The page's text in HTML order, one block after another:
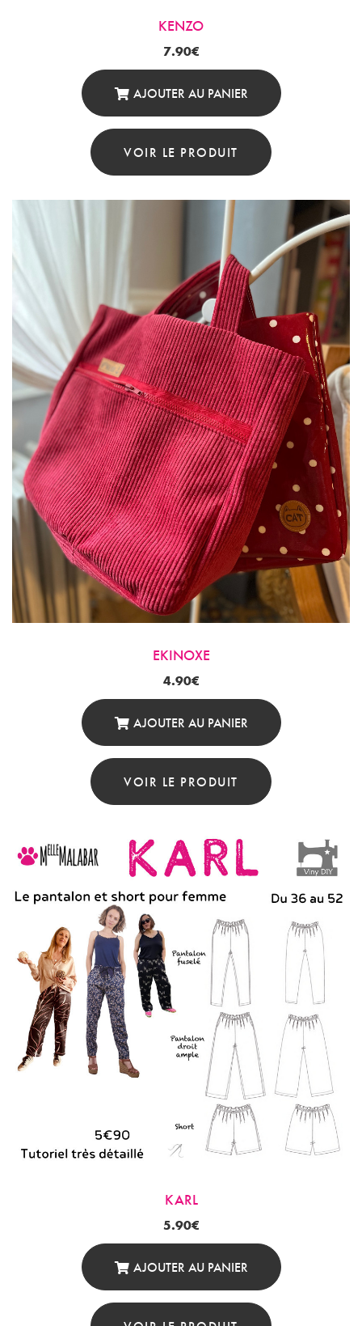
KENZO
7.90€
AJOUTER AU PANIER
VOIR LE PRODUIT
EKINOXE
4.90€
AJOUTER AU PANIER
VOIR LE PRODUIT
KARL
5.90€
AJOUTER AU PANIER